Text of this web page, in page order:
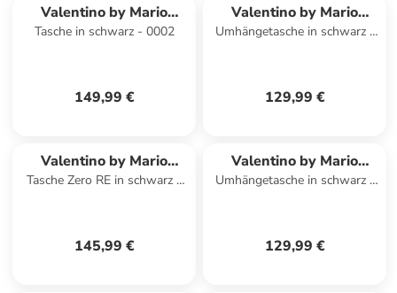
Valentino by Mario
Valentino
Tasche in schwarz - 0002
149,99 €
Valentino by Mario
Valentino
Umhängetasche in schwarz -
129,99 €
Valentino by Mario
Valentino
Tasche Zero RE in schwarz -
145,99 €
Valentino by Mario
Valentino
Umhängetasche in schwarz -
129,99 €